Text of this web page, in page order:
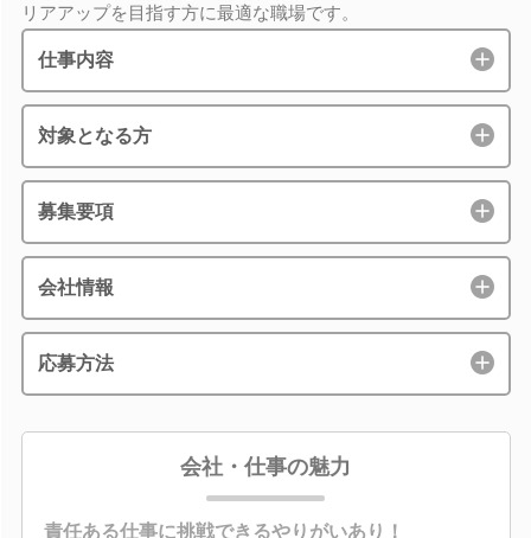
リアアップを目指す方に最適な職場です。
仕事内容
対象となる方
募集要項
会社情報
応募方法
会社・仕事の魅力
責任ある仕事に挑戦できるやりがいあり！